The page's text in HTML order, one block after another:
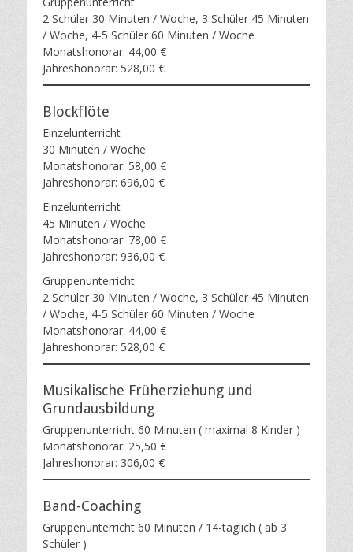
2 Schüler 30 Minuten / Woche, 3 Schüler 45 Minuten
/ Woche, 4-5 Schüler 60 Minuten / Woche
Monatshonorar: 44,00 €
Jahreshonorar: 528,00 €
Blockflöte
Einzelunterricht
30 Minuten / Woche
Monatshonorar: 58,00 €
Jahreshonorar: 696,00 €
Einzelunterricht
45 Minuten / Woche
Monatshonorar: 78,00 €
Jahreshonorar: 936,00 €
Gruppenunterricht
2 Schüler 30 Minuten / Woche, 3 Schüler 45 Minuten
/ Woche, 4-5 Schüler 60 Minuten / Woche
Monatshonorar: 44,00 €
Jahreshonorar: 528,00 €
Musikalische Früherziehung und
Grundausbildung
Gruppenunterricht 60 Minuten ( maximal 8 Kinder )
Monatshonorar: 25,50 €
Jahreshonorar: 306,00 €
Band-Coaching
Gruppenunterricht 60 Minuten / 14-täglich ( ab 3
Schüler )